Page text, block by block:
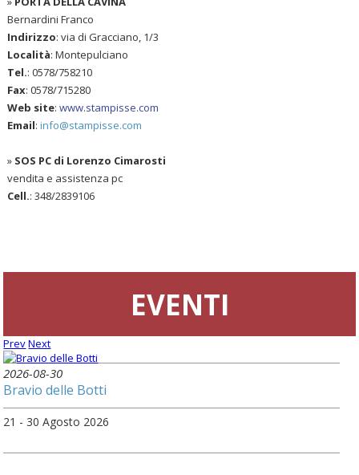
Bernardini Franco
Indirizzo: via di Gracciano, 1/3
Località: Montepulciano
Tel.: 0578/758210
Fax: 0578/715280
Web site:www.stampisse.com
Email:info@stampisse.com
» SOS PC di Lorenzo Cimarosti
vendita e assistenza pc
Cell.: 348/2839106
EVENTI
PrevNext
2026-08-30
Bravio delle Botti
21 - 30 Agosto 2026